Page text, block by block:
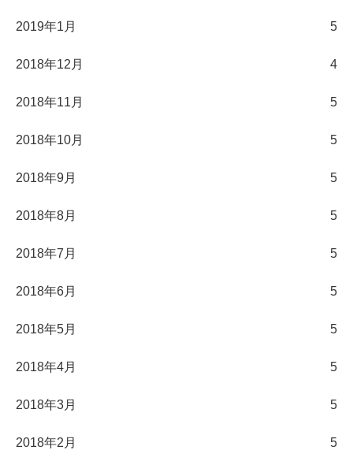
2019年1月 5
2018年12月 4
2018年11月 5
2018年10月 5
2018年9月 5
2018年8月 5
2018年7月 5
2018年6月 5
2018年5月 5
2018年4月 5
2018年3月 5
2018年2月 5